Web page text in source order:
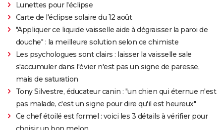
Lunettes pour l'éclipse
Carte de l'éclipse solaire du 12 août
"Appliquer ce liquide vaisselle aide à dégraisser la paroi de
douche" : la meilleure solution selon ce chimiste
Les psychologues sont clairs : laisser la vaisselle sale
s'accumuler dans l'évier n'est pas un signe de paresse,
mais de saturation
Tony Silvestre, éducateur canin : "un chien qui éternue n'est
pas malade, c'est un signe pour dire qu'il est heureux"
Ce chef étoilé est formel : voici les 3 détails à vérifier pour